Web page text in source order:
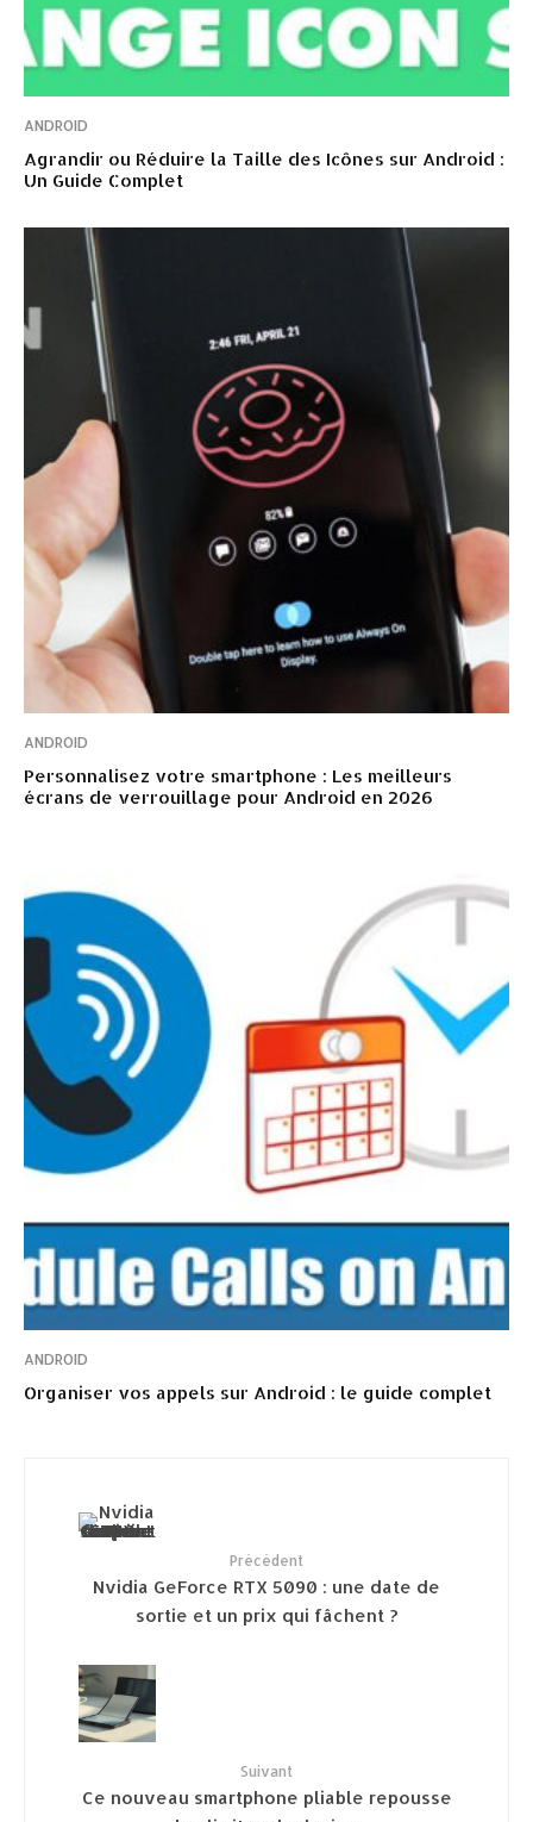
ANDROID
Agrandir ou Réduire la Taille des Icônes sur Android :
Un Guide Complet
ANDROID
Personnalisez votre smartphone : Les meilleurs
écrans de verrouillage pour Android en 2026
ANDROID
Organiser vos appels sur Android : le guide complet
Précédent
Nvidia GeForce RTX 5090 : une date de
sortie et un prix qui fâchent ?
Suivant
Ce nouveau smartphone pliable repousse